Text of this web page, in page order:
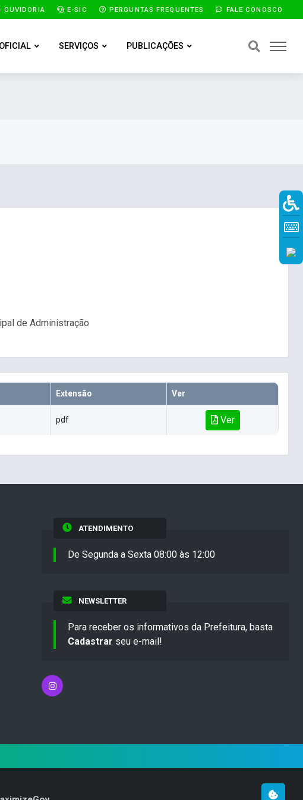
OUVIDORIA E-SIC PERGUNTAS FREQUENTES FALE CONOSCO
SERVIÇOS PUBLICAÇÕES
de Administração
Extensão Ver
pdf Ver
ATENDIMENTO
De Segunda a Sexta 08:00 às 12:00
NEWSLETTER
Para receber os informativos da Prefeitura, basta
Cadastrar seu e-mail!